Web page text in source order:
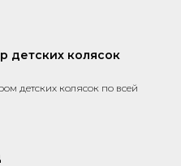
детских колясок
детских колясок по всей